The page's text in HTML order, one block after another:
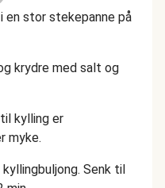
en stor stekepanne på
krydre med salt og
kylling er
myke.
Senk til